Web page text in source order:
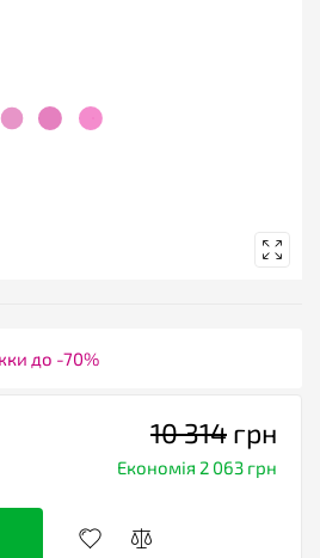
до -70%
10 314 грн
Економія 2 063 грн